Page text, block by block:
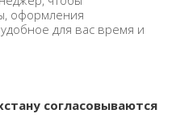
оформления
для вас время и
согласовываются